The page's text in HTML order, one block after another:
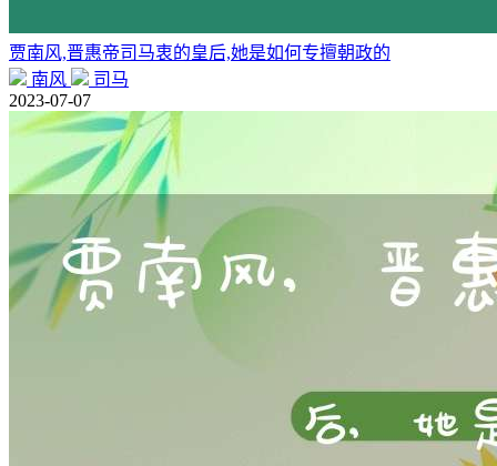
贾南风,晋惠帝司马衷的皇后,她是如何专擅朝政的
南风
司马
2023-07-07